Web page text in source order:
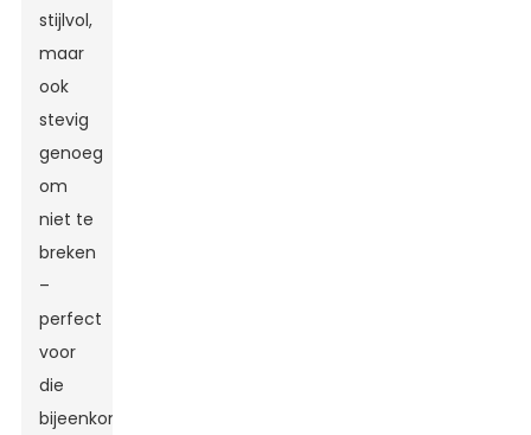
stijlvol,
maar
ook
stevig
genoeg
om
niet te
breken
–
perfect
voor
die
bijeenkomsten